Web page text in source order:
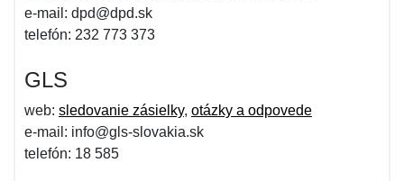
e-mail: dpd@dpd.sk
telefón: 232 773 373
GLS
web: sledovanie zásielky, otázky a odpovede
e-mail: info@gls-slovakia.sk
telefón: 18 585